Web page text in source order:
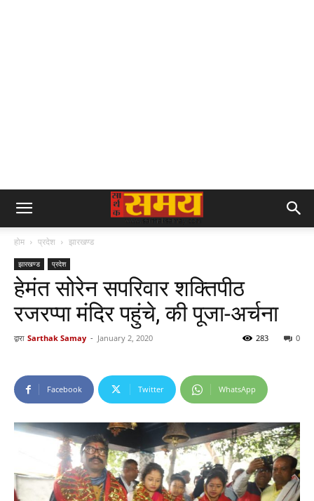
होम प्रदेश झारखण्ड
झारखण्ड प्रदेश
हेमंत सोरेन सपरिवार शक्तिपीठ
रजरप्पा मंदिर पहुंचे, की पूजा-अर्चना
द्वारा Sarthak Samay - January 2, 2020 0
283
Facebook Twitter WhatsApp